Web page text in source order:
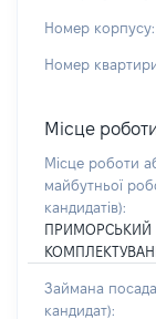
Номер корпусу:
Номер
Місце
Місце роботи
майбутньої
кандидатів):
ПРИМОРСЬКИЙ
Займана посада
кандидат):